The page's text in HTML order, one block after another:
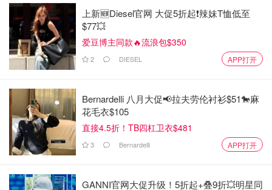
上新🆕Diesel官网 大促5折起❗️辣妹T恤低至
$77💥
爱豆博主同款🔥流浪包$350
2 DIESEL APP打开
Bernardelli 八月大促📢拉夫劳伦衬衫$51🐎麻
花毛衣$105
直接4.5折！TB四杠卫衣$481
3 Bernardelli APP打开
GANNI官网大促升级！5折起+叠9折💥明星同